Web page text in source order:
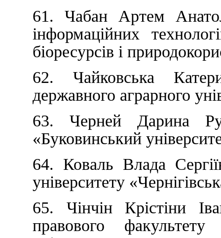
61. Чабан Артем
інформаційних
біоресурсів і
62. Чайковська
державного аграрного
63. Черней Дарина
«Буковинський
64. Коваль Влада
університету
65. Чінчін Крістіни
правового факультету